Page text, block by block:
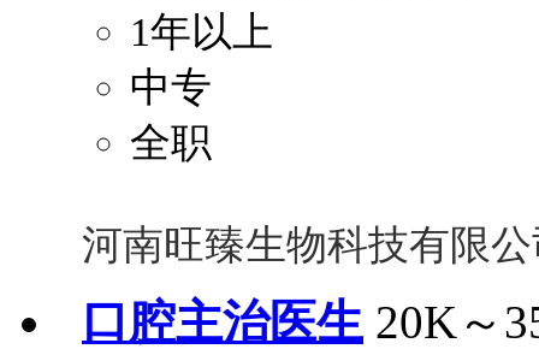
1年以上
中专
全职
河南旺臻生物科技有限
口腔主治医生 20K～